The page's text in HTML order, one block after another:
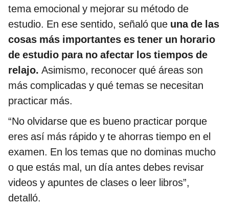
tema emocional y mejorar su método de
estudio. En ese sentido, señaló que una de las
cosas más importantes es tener un horario
de estudio para no afectar los tiempos de
relajo. Asimismo, reconocer qué áreas son
más complicadas y qué temas se necesitan
practicar más.
“No olvidarse que es bueno practicar porque
eres así más rápido y te ahorras tiempo en el
examen. En los temas que no dominas mucho
o que estás mal, un día antes debes revisar
videos y apuntes de clases o leer libros”,
detalló.